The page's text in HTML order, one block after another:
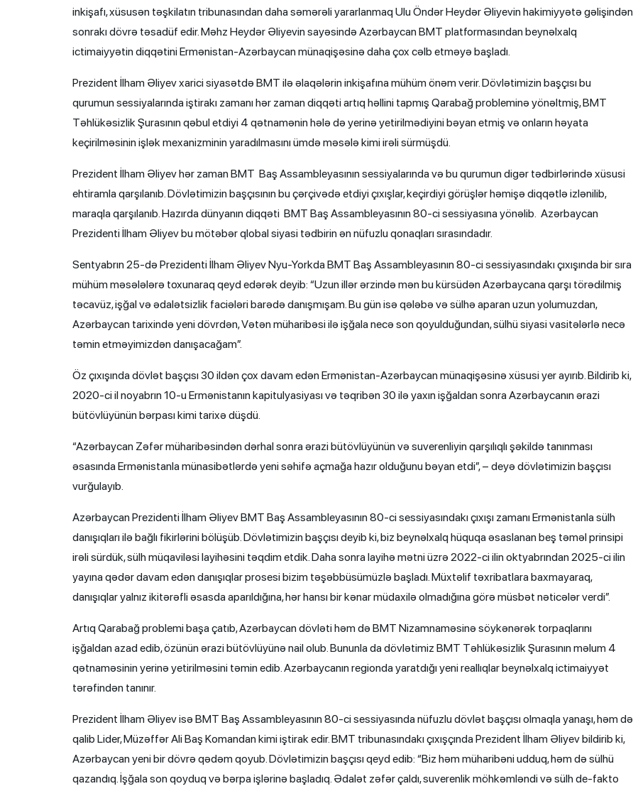
inkişafı, xüsusən təşkilatın tribunasından daha səmərəli yararlanmaq Ulu Öndər Heydər Əliyevin hakimiyyətə gəlişindən
sonrakı dövrə təsadüf edir. Məhz Heydər Əliyevin sayəsində Azərbaycan BMT platformasından beynəlxalq
ictimaiyyətin diqqətini Ermənistan-Azərbaycan münaqişəsinə daha çox cəlb etməyə başladı.
Prezident İlham Əliyev xarici siyasətdə BMT ilə əlaqələrin inkişafına mühüm önəm verir. Dövlətimizin başçısı bu
qurumun sessiyalarında iştirakı zamanı hər zaman diqqəti artıq həllini tapmış Qarabağ probleminə yönəltmiş, BMT
Təhlükəsizlik Şurasının qəbul etdiyi 4 qətnamənin hələ də yerinə yetirilmədiyini bəyan etmiş və onların həyata
keçirilməsinin işlək mexanizminin yaradılmasını ümdə məsələ kimi irəli sürmüşdü.
Prezident İlham Əliyev hər zaman BMT Baş Assambleyasının sessiyalarında və bu qurumun digər tədbirlərində xüsusi
ehtiramla qarşılanıb. Dövlətimizin başçısının bu çərçivədə etdiyi çıxışlar, keçirdiyi görüşlər həmişə diqqətlə izlənilib,
maraqla qarşılanıb. Hazırda dünyanın diqqəti BMT Baş Assambleyasının 80-ci sessiyasına yönəlib. Azərbaycan
Prezidenti İlham Əliyev bu mötəbər qlobal siyasi tədbirin ən nüfuzlu qonaqları sırasındadır.
Sentyabrın 25-də Prezidenti İlham Əliyev Nyu-Yorkda BMT Baş Assambleyasının 80-ci sessiyasındakı çıxışında bir sıra
mühüm məsələlərə toxunaraq qeyd edərək deyib: “Uzun illər ərzində mən bu kürsüdən Azərbaycana qarşı törədilmiş
təcavüz, işğal və ədalətsizlik faciələri barədə danışmışam. Bu gün isə qələbə və sülhə aparan uzun yolumuzdan,
Azərbaycan tarixində yeni dövrdən, Vətən müharibəsi ilə işğala necə son qoyulduğundan, sülhü siyasi vasitələrlə necə
təmin etməyimizdən danışacağam”.
Öz çıxışında dövlət başçısı 30 ildən çox davam edən Ermənistan-Azərbaycan münaqişəsinə xüsusi yer ayırıb. Bildirib ki,
2020-ci il noyabrın 10-u Ermənistanın kapitulyasiyası və təqribən 30 ilə yaxın işğaldan sonra Azərbaycanın ərazi
bütövlüyünün bərpası kimi tarixə düşdü.
“Azərbaycan Zəfər müharibəsindən dərhal sonra ərazi bütövlüyünün və suverenliyin qarşılıqlı şəkildə tanınması
əsasında Ermənistanla münasibətlərdə yeni səhifə açmağa hazır olduğunu bəyan etdi”, – deyə dövlətimizin başçısı
vurğulayıb.
Azərbaycan Prezidenti İlham Əliyev BMT Baş Assambleyasının 80-ci sessiyasındakı çıxışı zamanı Ermənistanla sülh
danışıqları ilə bağlı fikirlərini bölüşüb. Dövlətimizin başçısı deyib ki, biz beynəlxalq hüquqa əsaslanan beş təməl prinsipi
irəli sürdük, sülh müqaviləsi layihəsini təqdim etdik. Daha sonra layihə mətni üzrə 2022-ci ilin oktyabrından 2025-ci ilin
yayına qədər davam edən danışıqlar prosesi bizim təşəbbüsümüzlə başladı. Müxtəlif təxribatlara baxmayaraq,
danışıqlar yalnız ikitərəfli əsasda aparıldığına, hər hansı bir kənar müdaxilə olmadığına görə müsbət nəticələr verdi”.
Artıq Qarabağ problemi başa çatıb, Azərbaycan dövləti həm də BMT Nizamnaməsinə söykənərək torpaqlarını
işğaldan azad edib, özünün ərazi bütövlüyünə nail olub. Bununla da dövlətimiz BMT Təhlükəsizlik Şurasının məlum 4
qətnaməsinin yerinə yetirilməsini təmin edib. Azərbaycanın regionda yaratdığı yeni reallıqlar beynəlxalq ictimaiyyət
tərəfindən tanınır.
Prezident İlham Əliyev isə BMT Baş Assambleyasının 80-ci sessiyasında nüfuzlu dövlət başçısı olmaqla yanaşı, həm də
qalib Lider, Müzəffər Ali Baş Komandan kimi iştirak edir. BMT tribunasındakı çıxışçında Prezident İlham Əliyev bildirib ki,
Azərbaycan yeni bir dövrə qədəm qoyub. Dövlətimizin başçısı qeyd edib: “Biz həm müharibəni udduq, həm də sülhü
qazandıq. İşğala son qoyduq və bərpa işlərinə başladıq. Ədalət zəfər çaldı, suverenlik möhkəmləndi və sülh de-fakto